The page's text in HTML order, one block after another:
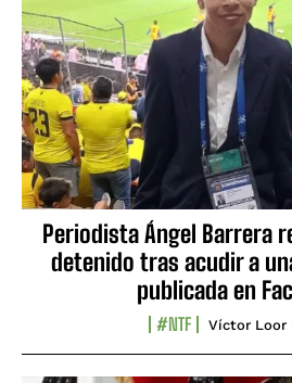
Periodista Ángel Barrera
detenido tras acudir a
publicada en
#NTF Víctor Loor